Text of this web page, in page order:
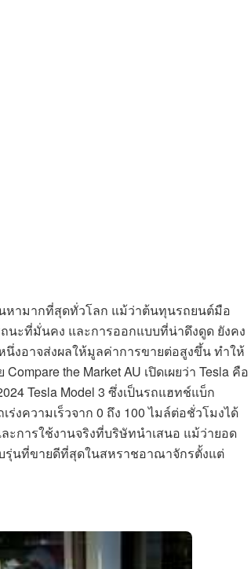
หามากที่สุดทั่วโลก แม้ว่าต้นทุนรถยนต์มือ
นะที่มั่นคง และการออกแบบที่น่าดึงดูด ยังคง
งอาจส่งผลให้มูลค่าการขายต่อสูงขึ้น ทำให้
the Market AU เปิดเผยว่า Tesla คือ
Tesla Model 3 ซึ่งเป็นรถแฮทช์แบ็ก
งความเร็วจาก 0 ถึง 100 ไมล์ต่อชั่วโมงได้
ะการใช้งานจริงที่บริษัทนำเสนอ แม้ว่ายอด
รุ่นที่ขายดีที่สุดในสหราชอาณาจักรตั้งแต่